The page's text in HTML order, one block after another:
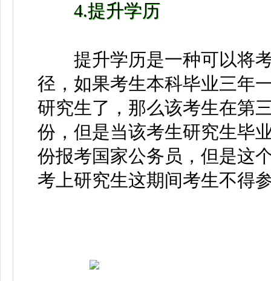
4.提升学历
提升学历是一种可以将考
径，如果考生本科毕业三年
研究生了，那么该考生在第
份，但是当该考生研究生毕
份报考国家公务员，但是这
考上研究生这期间考生不得